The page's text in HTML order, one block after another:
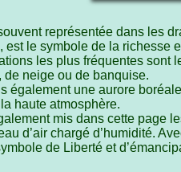
souvent représentée dans les
est le symbole de la richesse
les plus fréquentes sont
de neige ou de banquise.
également une aurore
haute atmosphère.
mis dans cette page
d’air chargé d’humidité.
de Liberté et